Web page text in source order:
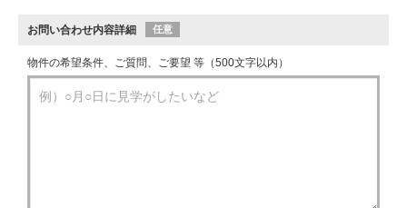
お問い合わせ内容詳細 任意
物件の希望条件、ご質問、ご要望 等（500文字以内）